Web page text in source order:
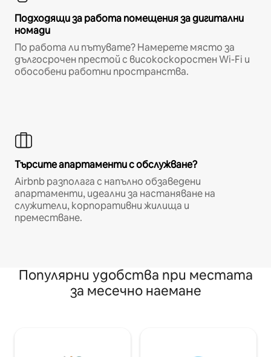
Подходящи за работа помещения за дигитални
номади
По работа ли пътувате? Намерете място за
дългосрочен престой с високоскоростен Wi-Fi и
обособени работни пространства.
Търсите апартаменти с обслужване?
Airbnb разполага с напълно обзаведени
апартаменти, идеални за настаняване на
служители, корпоративни жилища и
преместване.
Популярни удобства при местата
за месечно наемане